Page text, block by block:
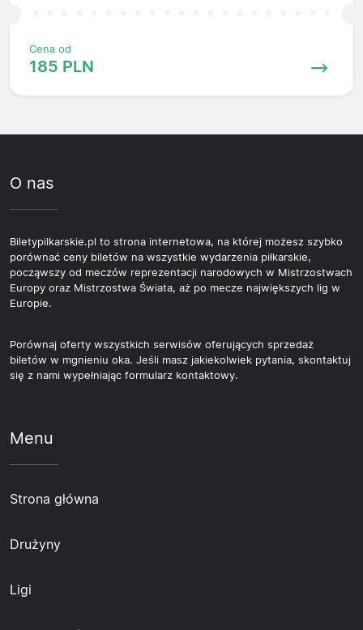
Cena od
185 PLN
O nas
Biletypilkarskie.pl to strona internetowa, na której możesz szybko
porównać ceny biletów na wszystkie wydarzenia piłkarskie,
począwszy od meczów reprezentacji narodowych w Mistrzostwach
Europy oraz Mistrzostwa Świata, aż po mecze największych lig w
Europie.
Porównaj oferty wszystkich serwisów oferujących sprzedaż
biletów w mgnieniu oka. Jeśli masz jakiekolwiek pytania, skontaktuj
się z nami wypełniając formularz kontaktowy.
Menu
Strona główna
Drużyny
Ligi